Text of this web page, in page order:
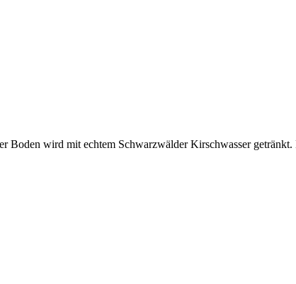
Boden wird mit echtem Schwarzwälder Kirschwasser